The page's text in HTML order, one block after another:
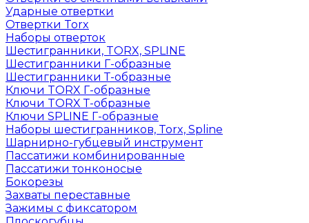
Ударные отвертки
Отвертки Torx
Наборы отверток
Шестигранники, TORX, SPLINE
Шестигранники Г-образные
Шестигранники Т-образные
Ключи TORX Г-образные
Ключи TORX Т-образные
Ключи SPLINE Г-образные
Наборы шестигранников, Torx, Spline
Шарнирно-губцевый инструмент
Пассатижи комбинированные
Пассатижи тонконосые
Бокорезы
Захваты переставные
Зажимы с фиксатором